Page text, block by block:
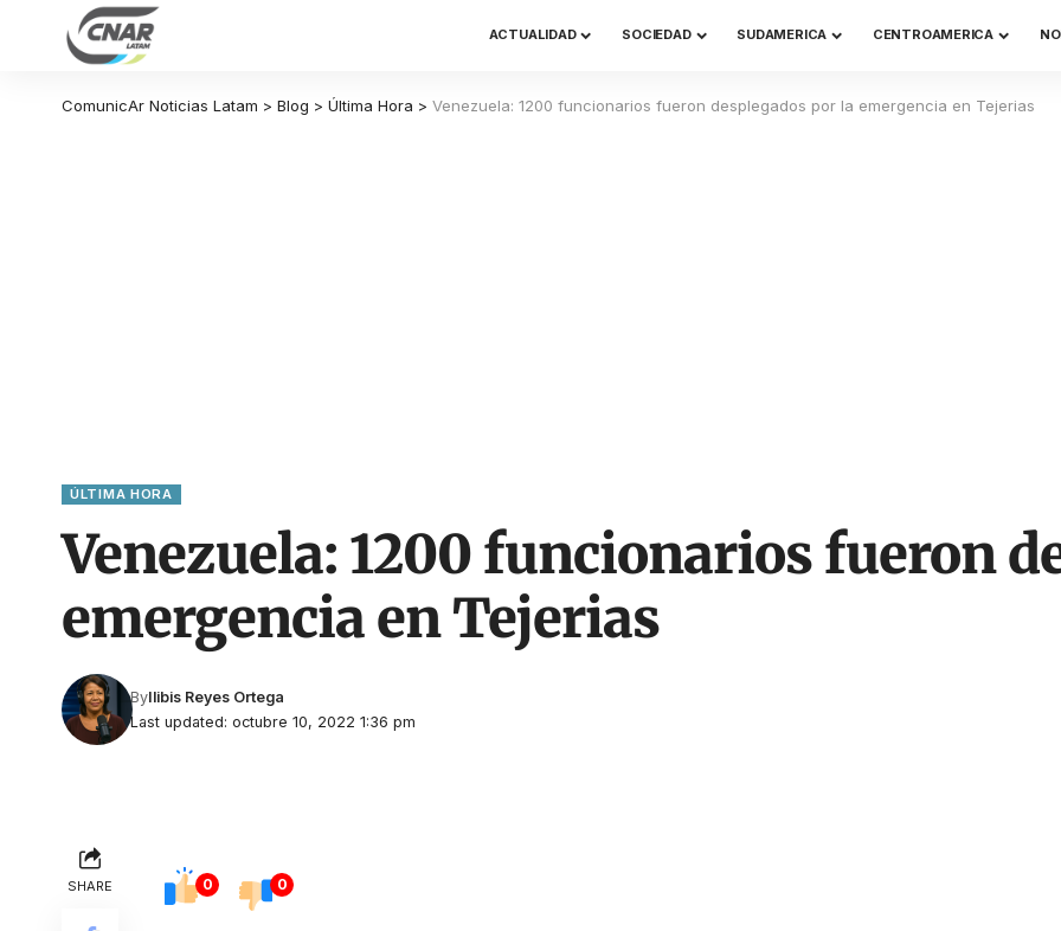
ACTUALIDAD SOCIEDAD SUDAMERICA CENTROAMERICA
ComunicAr Noticias Latam > Blog > Última Hora > Venezuela: 1200 funcionarios fueron desplegados por la emergencia en Tejerias
ÚLTIMA HORA
Venezuela: 1200 funcionarios fueron
emergencia en Tejerias
Last updated: octubre 10, 2022 1:36 pm
ByIlibis Reyes Ortega
SHARE 0 0